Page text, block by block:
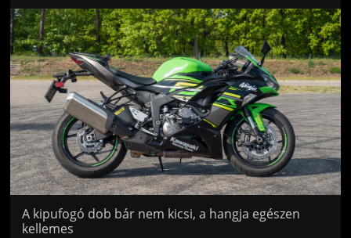
Jön még kép!
A kipufogó dob bár nem kicsi, a hangja egészen
kellemes